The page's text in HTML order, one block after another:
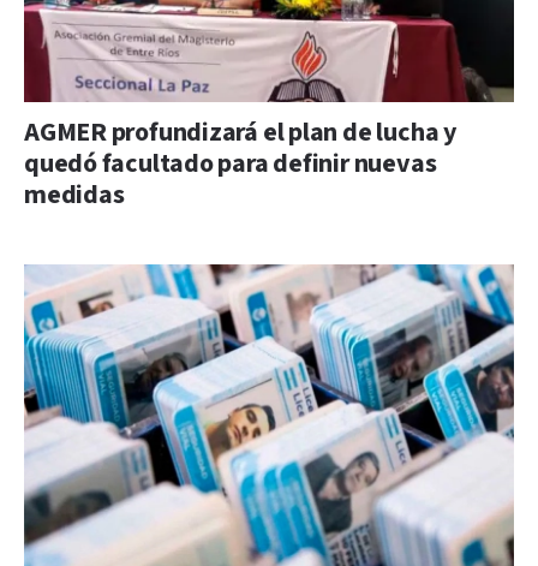
AGMER profundizará el plan de lucha y
quedó facultado para definir nuevas
medidas